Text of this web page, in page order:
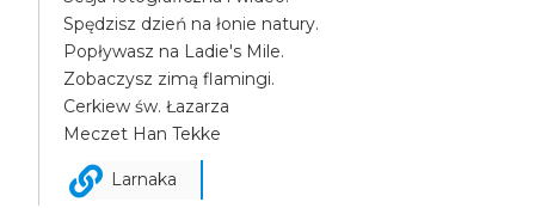
Spędzisz dzień na łonie natury.
Popływasz na Ladie's Mile.
Zobaczysz zimą flamingi.
Cerkiew św. Łazarza
Meczet Han Tekke
Larnaka